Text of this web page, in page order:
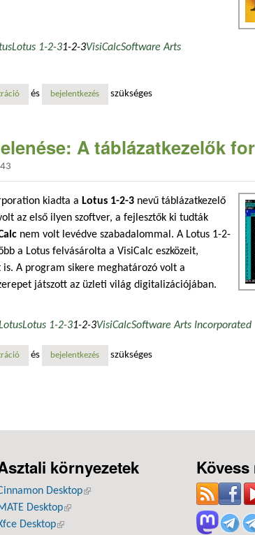
Lotus 1-2-31-2-3VisiCalcSoftware Arts
a lotus céget tartalommal kapcsolatosan
és bejelentkezés szükséges
A táblázatkezelők
kiadta a Lotus 1-2-3 nevű táblázatkezelő
az első ilyen szoftver, a fejlesztők ki tudták
nem volt levédve szabadalommal. A Lotus 1-2-
a Lotus felvásárolta a VisiCalc eszközeit,
A program sikere meghatározó volt a
játszott az üzleti világ digitalizációjában.
Lotus 1-2-31-2-3VisiCalcSoftware Arts Incorporated
forradalma tartalommal kapcsolatosan
és bejelentkezés szükséges
környezetek
Desktop(külső hivatkozás)
Desktop(külső hivatkozás)
Desktop(külső hivatkozás)